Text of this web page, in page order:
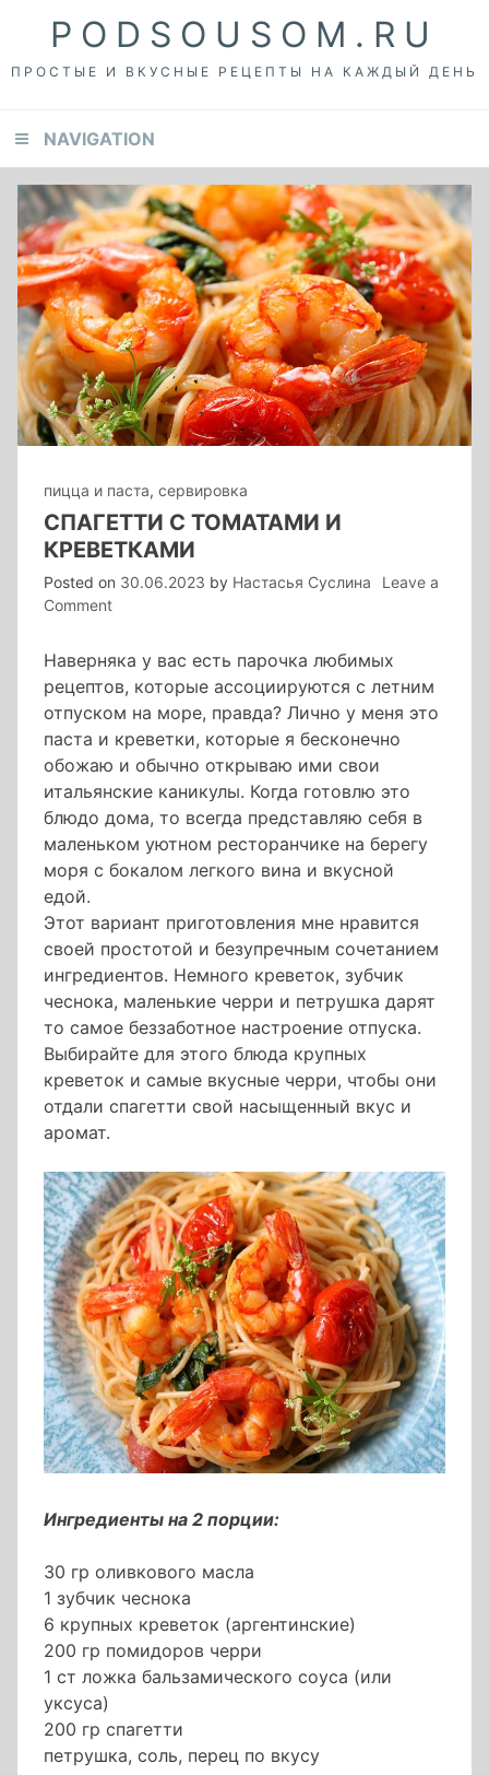
primary
content
footer
PODSOUSOM.RU
ПРОСТЫЕ И ВКУСНЫЕ РЕЦЕПТЫ НА КАЖДЫЙ ДЕНЬ
NAVIGATION
пицца и паста, сервировка
СПАГЕТТИ С ТОМАТАМИ И
КРЕВЕТКАМИ
Posted on 30.06.2023 by Настасья Суслина
Leave a
Commenton
томатами
и
креветками
Наверняка у вас есть парочка любимых
рецептов, которые ассоциируются с летним
отпуском на море, правда? Лично у меня это
паста и креветки, которые я бесконечно
обожаю и обычно открываю ими свои
итальянские каникулы. Когда готовлю это
блюдо дома, то всегда представляю себя в
маленьком уютном ресторанчике на берегу
моря с бокалом легкого вина и вкусной
едой.
Этот вариант приготовления мне нравится
своей простотой и безупречным сочетанием
ингредиентов. Немного креветок, зубчик
чеснока, маленькие черри и петрушка дарят
то самое беззаботное настроение отпуска.
Выбирайте для этого блюда крупных
креветок и самые вкусные черри, чтобы они
отдали спагетти свой насыщенный вкус и
аромат.
Ингредиенты на 2 порции:
30 гр оливкового масла
1 зубчик чеснока
6 крупных креветок (аргентинские)
200 гр помидоров черри
1 ст ложка бальзамического соуса (или
уксуса)
200 гр спагетти
петрушка, соль, перец по вкусу